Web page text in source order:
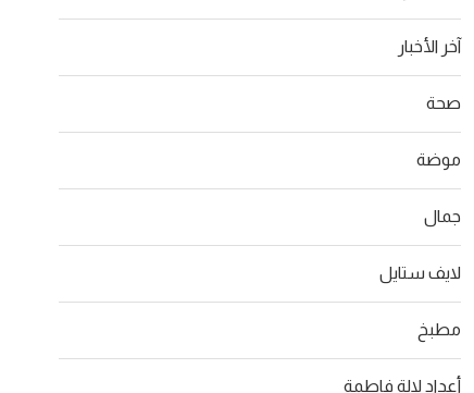
آخر الأخبار
صحة
موضة
جمال
لايف ستايل
مطبخ
أعداد لالة فاطمة